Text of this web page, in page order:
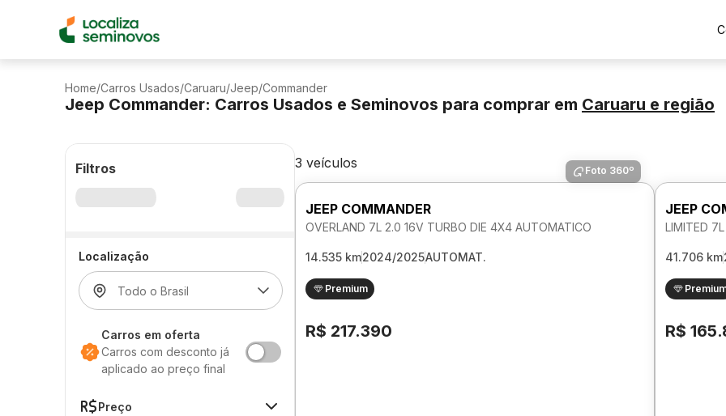
Home/Carros Usados/Caruaru/Jeep/Commander
Jeep Commander: Carros Usados e Seminovos para comprar em Caruaru e região
Filtros
Localização
Carros em oferta
Carros com desconto já
aplicado ao preço final
Preço
3 veículos Foto 360º
JEEP COMMANDER
OVERLAND 7L 2.0 16V TURBO DIE 4X4 AUTOMATICO
14.535 km2024/2025AUTOMAT.
Premium
R$ 217.390
JEEP
LIMITED
41.706 km
R$